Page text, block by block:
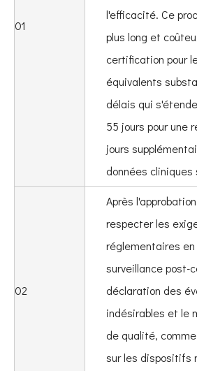
01
l'efficacité. Ce
plus long et
certification pour
équivalents
délais qui
55 jours pour une
jours
données
02
Après
respecter les
réglementaires
surveillance post-
déclaration des
indésirables et le
de qualité,
sur les dispositifs